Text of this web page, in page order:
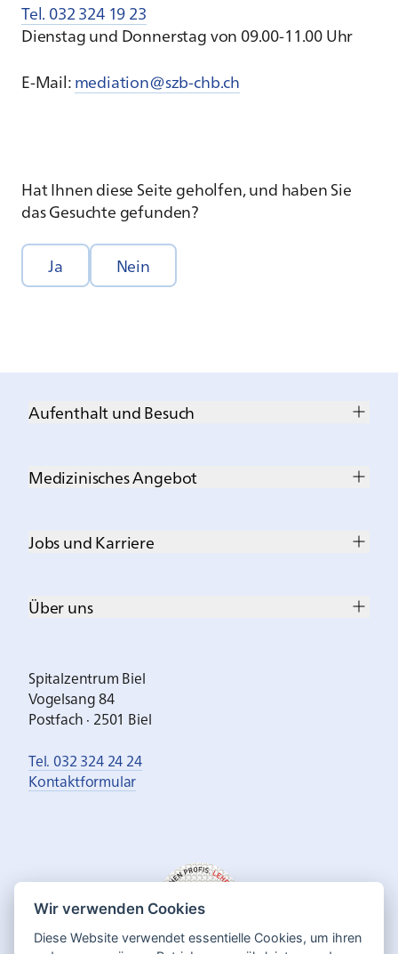
Tel. 032 324 19 23
Dienstag und Donnerstag von 09.00-11.00 Uhr
E-Mail: mediation@szb-chb.ch
Hat Ihnen diese Seite geholfen, und haben Sie
das Gesuchte gefunden?
Ja Nein
Aufenthalt und Besuch
Medizinisches Angebot
Jobs und Karriere
Über uns
Spitalzentrum Biel
Vogelsang 84
Postfach · 2501 Biel
Tel. 032 324 24 24
Kontaktformular
Wir verwenden Cookies
Diese Website verwendet essentielle Cookies, um ihren